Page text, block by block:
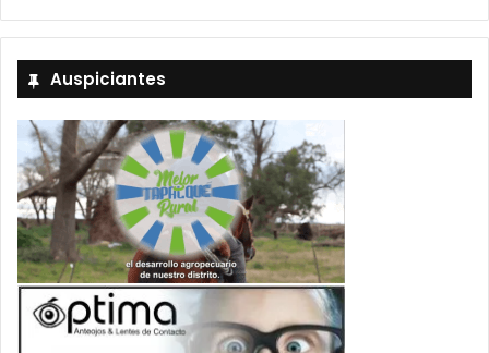
Auspiciantes